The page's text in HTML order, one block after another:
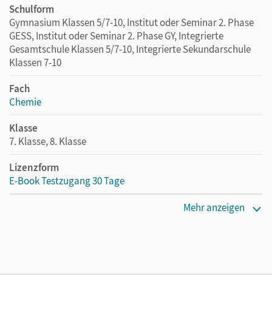
Schulform
Gymnasium Klassen 5/7-10, Institut oder Seminar 2. Phase
GESS, Institut oder Seminar 2. Phase GY, Integrierte
Gesamtschule Klassen 5/7-10, Integrierte Sekundarschule
Klassen 7-10
Fach
Chemie
Klasse
7. Klasse, 8. Klasse
Lizenzform
E-Book Testzugang 30 Tage
Mehr anzeigen